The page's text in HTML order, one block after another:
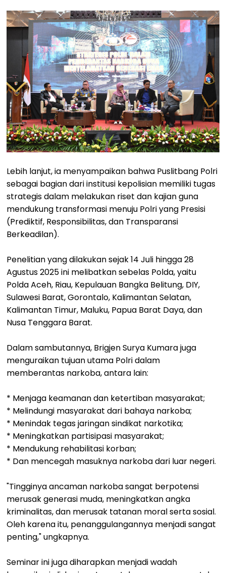
Lebih lanjut, ia menyampaikan bahwa Puslitbang Polri
sebagai bagian dari institusi kepolisian memiliki tugas
strategis dalam melakukan riset dan kajian guna
mendukung transformasi menuju Polri yang Presisi
(Prediktif, Responsibilitas, dan Transparansi
Berkeadilan).
Penelitian yang dilakukan sejak 14 Juli hingga 28
Agustus 2025 ini melibatkan sebelas Polda, yaitu
Polda Aceh, Riau, Kepulauan Bangka Belitung, DIY,
Sulawesi Barat, Gorontalo, Kalimantan Selatan,
Kalimantan Timur, Maluku, Papua Barat Daya, dan
Nusa Tenggara Barat.
Dalam sambutannya, Brigjen Surya Kumara juga
menguraikan tujuan utama Polri dalam
memberantas narkoba, antara lain:
* Menjaga keamanan dan ketertiban masyarakat;
* Melindungi masyarakat dari bahaya narkoba;
* Menindak tegas jaringan sindikat narkotika;
* Meningkatkan partisipasi masyarakat;
* Mendukung rehabilitasi korban;
* Dan mencegah masuknya narkoba dari luar negeri.
"Tingginya ancaman narkoba sangat berpotensi
merusak generasi muda, meningkatkan angka
kriminalitas, dan merusak tatanan moral serta sosial.
Oleh karena itu, penanggulangannya menjadi sangat
penting," ungkapnya.
Seminar ini juga diharapkan menjadi wadah